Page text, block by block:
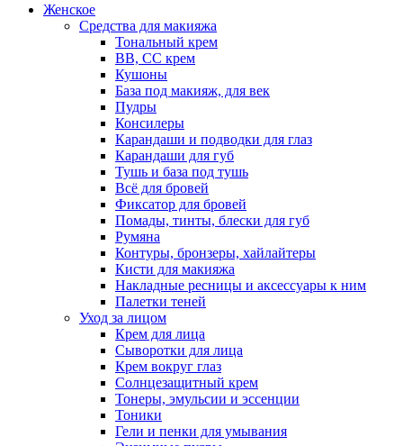
Женское
Средства для макияжа
Тональный крем
BB, CC крем
Кушоны
База под макияж, для век
Пудры
Консилеры
Карандаши и подводки для глаз
Карандаши для губ
Тушь и база под тушь
Всё для бровей
Фиксатор для бровей
Помады, тинты, блески для губ
Румяна
Контуры, бронзеры, хайлайтеры
Кисти для макияжа
Накладные ресницы и аксессуары к ним
Палетки теней
Уход за лицом
Крем для лица
Сыворотки для лица
Крем вокруг глаз
Солнцезащитный крем
Тонеры, эмульсии и эссенции
Тоники
Гели и пенки для умывания